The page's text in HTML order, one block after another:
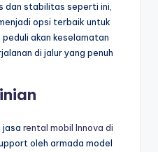
stabilitas seperti ini,
opsi terbaik untuk
akan keselamatan
di jalur yang penuh
jasa rental mobil Innova di
oleh armada model